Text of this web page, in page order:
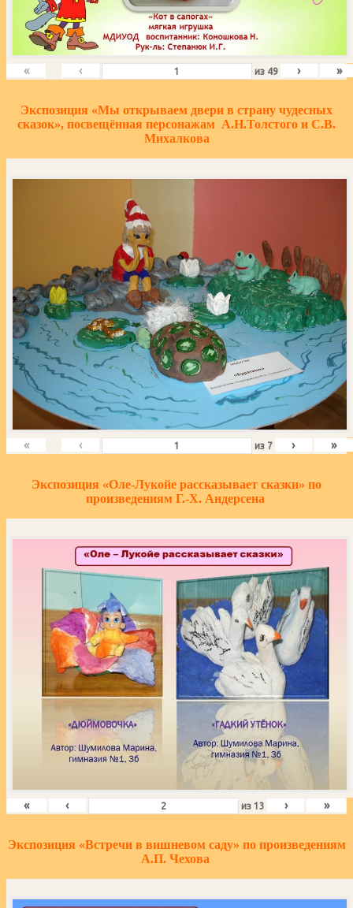
« ‹ из 49 › »
Экспозиция «Мы открываем двери в страну чудесных
сказок», посвещённая персонажам А.Н.Толстого и С.В.
Михалкова
« ‹ из 7 › »
Экспозиция «Оле-Лукойе рассказывает сказки» по
произведениям Г.-Х. Андерсена
« ‹ из 13 › »
Экспозиция «Встречи в вишневом саду» по произведениям
А.П. Чехова